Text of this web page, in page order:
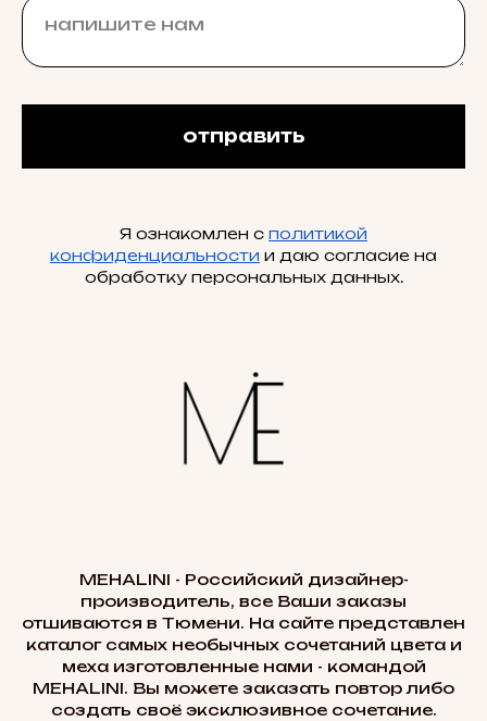
отправить
Я ознакомлен с политикой
конфиденциальности и даю согласие на
обработку персональных данных.
MEHALINI - Российский дизайнер-
производитель, все Ваши заказы
отшиваются в Тюмени. На сайте представлен
каталог самых необычных сочетаний цвета и
меха изготовленные нами - командой
MEHALINI. Вы можете заказать повтор либо
создать своё эксклюзивное сочетание.